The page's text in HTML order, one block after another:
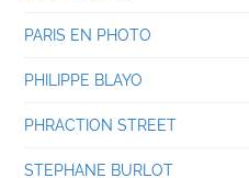
PARIS EN PHOTO
PHILIPPE BLAYO
PHRACTION STREET
STEPHANE BURLOT